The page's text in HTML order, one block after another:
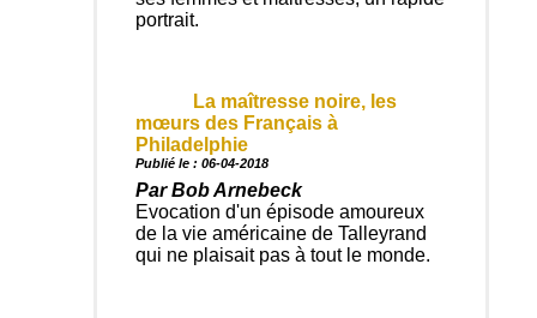
portrait.
La maîtresse noire, les
mœurs des Français à
Philadelphie
Publié le : 06-04-2018
Par Bob Arnebeck
Evocation d'un épisode amoureux
de la vie américaine de Talleyrand
qui ne plaisait pas à tout le monde.